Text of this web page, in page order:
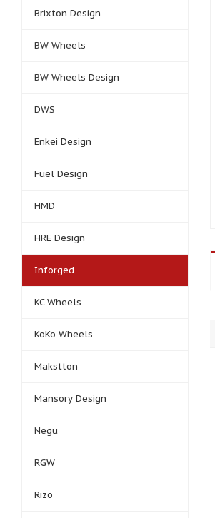
Brixton Design
BW Wheels
BW Wheels Design
DWS
Enkei Design
Fuel Design
HMD
HRE Design
Inforged
KC Wheels
KoKo Wheels
Makstton
Mansory Design
Negu
RGW
Rizo